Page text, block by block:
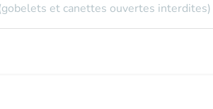
et canettes ouvertes interdites)